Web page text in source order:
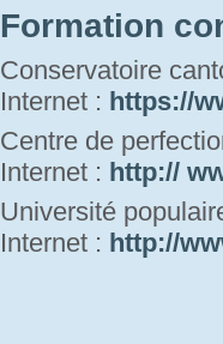
Formation
Conservatoire
Internet : https://
Centre de
Internet : http://
Université
Internet : http://